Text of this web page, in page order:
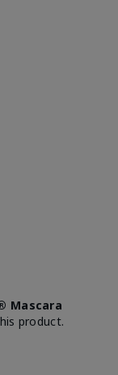
Mascara
product.